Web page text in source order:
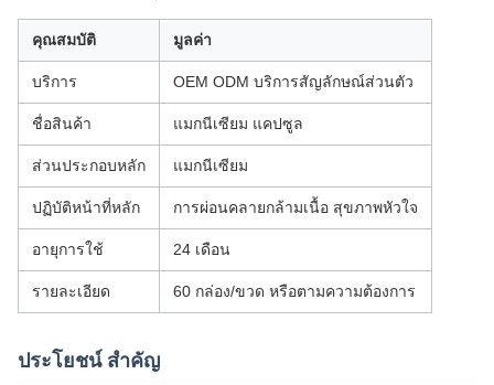
คุณสมบัติ มูลค่า
บริการ OEM ODM บริการสัญลักษณ์ส่วนตัว
ชื่อสินค้า แมกนีเซียม แคปซูล
ส่วนประกอบหลัก แมกนีเซียม
ปฏิบัติหน้าที่หลัก การผ่อนคลายกล้ามเนื้อ สุขภาพหัวใจ
อายุการใช้ 24 เดือน
รายละเอียด 60 กล่อง/ขวด หรือตามความต้องการ
ประโยชน์ สําคัญ